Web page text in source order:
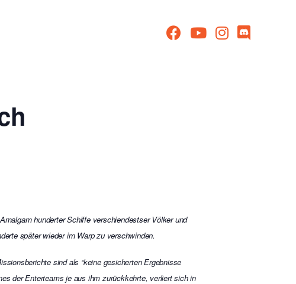
hunderter Schiffe verschiendestser Völker und
später wieder im Warp zu verschwinden.
sind als “keine gesicherten Ergebnisse
der Enterteams je aus ihm zurückkehrte, verliert sich in